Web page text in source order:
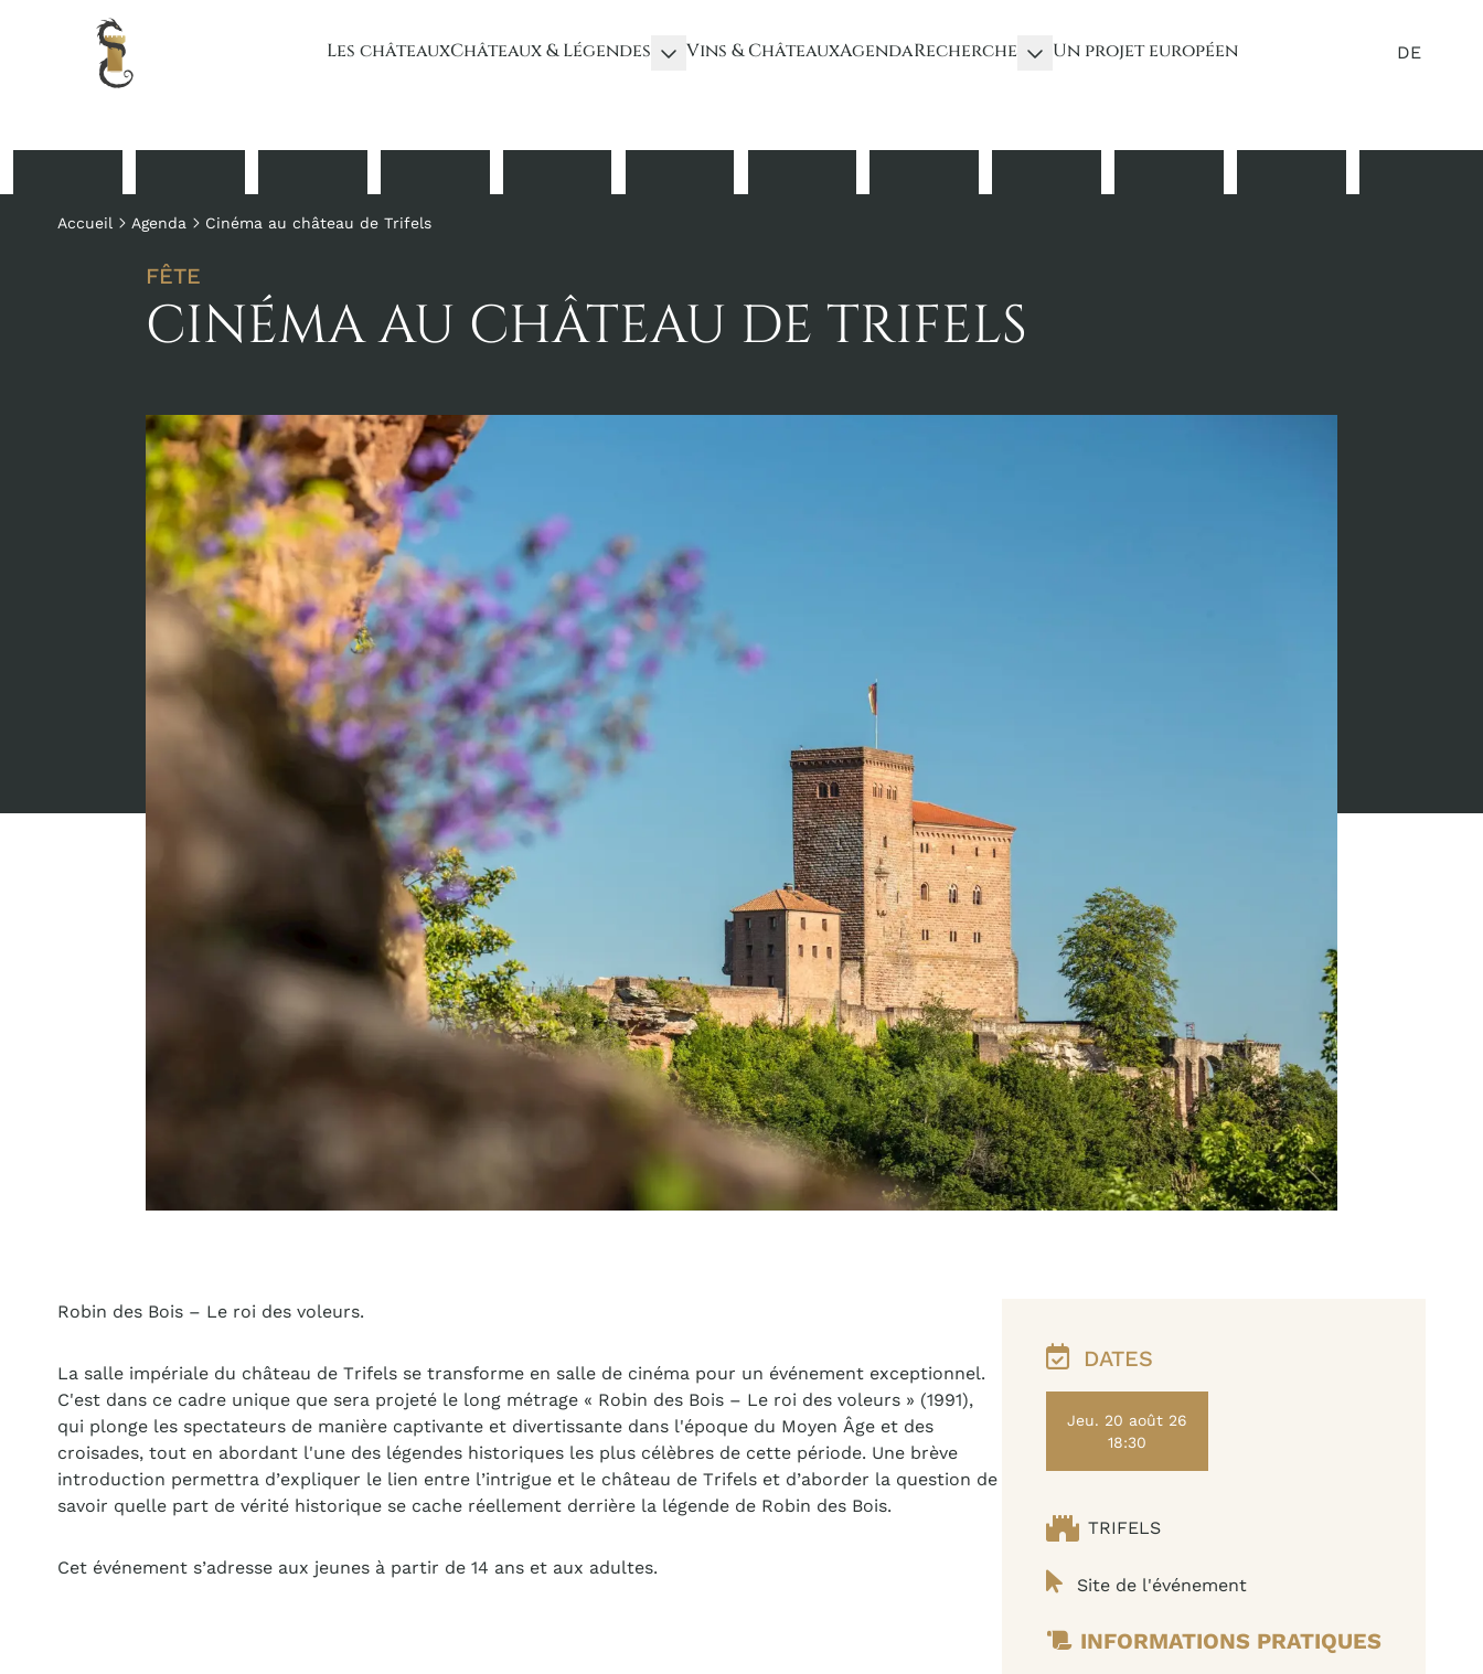
Les châteauxChâteaux & Légendes Vins & ChâteauxAgendaRecherche Un projet européen DE
Accueil Agenda Cinéma au château de Trifels
FÊTE
CINÉMA AU CHÂTEAU DE TRIFELS
Robin des Bois – Le roi des voleurs.
La salle impériale du château de Trifels se transforme en salle de cinéma pour un événement exceptionnel.
C'est dans ce cadre unique que sera projeté le long métrage « Robin des Bois – Le roi des voleurs » (1991),
qui plonge les spectateurs de manière captivante et divertissante dans l'époque du Moyen Âge et des
croisades, tout en abordant l'une des légendes historiques les plus célèbres de cette période. Une brève
introduction permettra d’expliquer le lien entre l’intrigue et le château de Trifels et d’aborder la question de
savoir quelle part de vérité historique se cache réellement derrière la légende de Robin des Bois.
Cet événement s’adresse aux jeunes à partir de 14 ans et aux adultes.
DATES
Jeu. 20 août 26
18:30
TRIFELS
Site de l'événement
INFORMATIONS PRATIQUES